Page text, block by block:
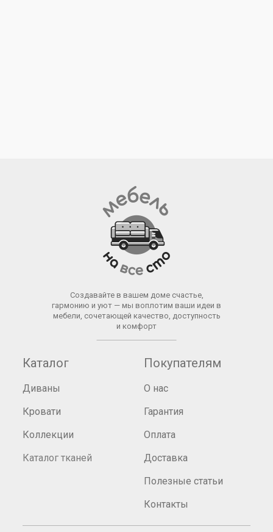
Создавайте в вашем доме счастье,
гармонию и уют — мы воплотим ваши идеи в
мебели, сочетающей качество, доступность
и комфорт
Каталог
Диваны
Кровати
Коллекции
Каталог тканей
Покупателям
О нас
Гарантия
Оплата
Доставка
Полезные статьи
Контакты